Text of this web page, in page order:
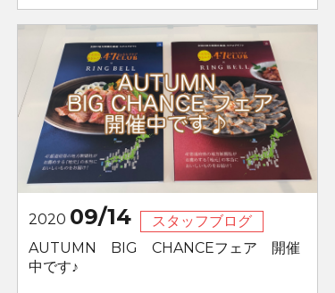
2020 09/14
スタッフブログ
AUTUMN BIG CHANCEフェア 開催
中です♪